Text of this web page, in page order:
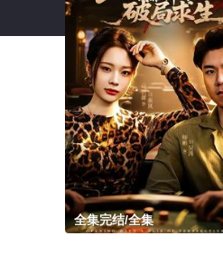
全集完结/全集